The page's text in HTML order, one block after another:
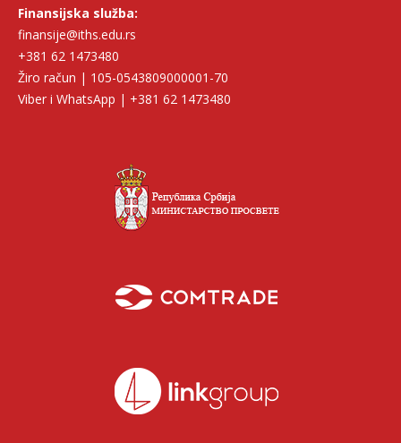
Finansijska služba:
finansije@iths.edu.rs
+381 62 1473480
Žiro račun | 105-0543809000001-70
Viber i WhatsApp | +381 62 1473480